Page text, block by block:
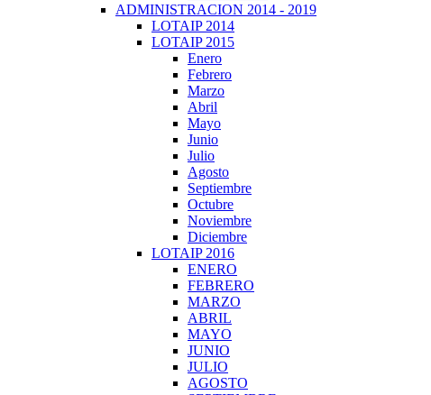
ADMINISTRACION 2014 - 2019
LOTAIP 2014
LOTAIP 2015
Enero
Febrero
Marzo
Abril
Mayo
Junio
Julio
Agosto
Septiembre
Octubre
Noviembre
Diciembre
LOTAIP 2016
ENERO
FEBRERO
MARZO
ABRIL
MAYO
JUNIO
JULIO
AGOSTO